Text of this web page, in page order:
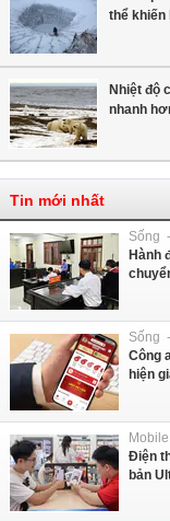
thể khiến
Nhiệt độ
nhanh
Tin mới nhất
Sống
Hành
Sống
Công
hiện
Điện
bản